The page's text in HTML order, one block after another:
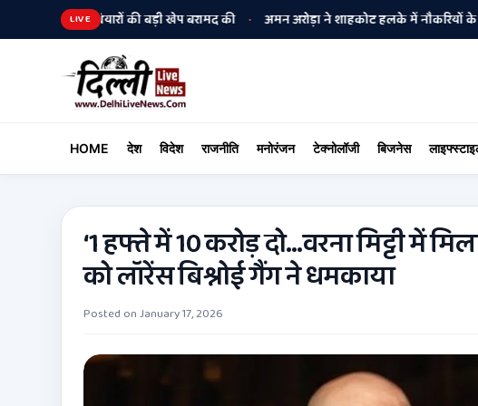
LIVE
ने हथियारों की बड़ी खेप बरामद की • अमन अरोड़ा ने शाहकोट हलके में नौकरियों के मामले में
HOME देश विदेश राजनीति मनोरंजन टेक्नोलॉजी बिजनेस
‘1 हफ्ते में 10 करोड़ दो…वरना मिट्टी में
को लॉरेंस बिश्नोई गैंग ने धमकाया
Posted onJanuary 17, 2026